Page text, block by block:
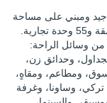
ومبني على مساحة
27,000 متر مربع. يضم المجمع 9 أبنية تضم 559 شقة و55 وحدة تجارية.
وسائل الراحة:
وحدائق زن،
ومطاعم، ومقاهٍ،
وساونا، وغرفة